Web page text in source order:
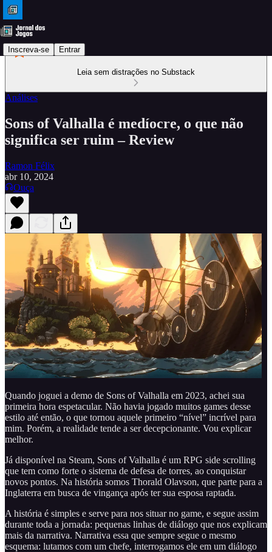
Inscreva-se Entrar
Leia sem distrações no Substack
Análises
Sons of Valhalla é medíocre, o que não
significa ser ruim – Review
Ramon Félix
abr 10, 2024
Ouça
Quando joguei a demo de Sons of Valhalla em 2023, achei sua
primeira hora espetacular. Não havia jogado muitos games desse
estilo até então, o que tornou aquele primeiro “nível” incrível para
mim. Porém, a realidade tende a ser decepcionante. Vou explicar
melhor.
Já disponível na Steam, Sons of Valhalla é um RPG side scrolling
que tem como forte o sistema de defesa de torres, ao conquistar
novos pontos. Na história somos Thorald Olavson, que parte para a
Inglaterra em busca de vingança após ter sua esposa raptada.
A história é simples e serve para nos situar no game, e segue assim
durante toda a jornada: pequenas linhas de diálogo que nos explicam
mais da narrativa. Narrativa essa que sempre segue o mesmo
esquema: lutamos com um chefe, interrogamos ele em um diálogo